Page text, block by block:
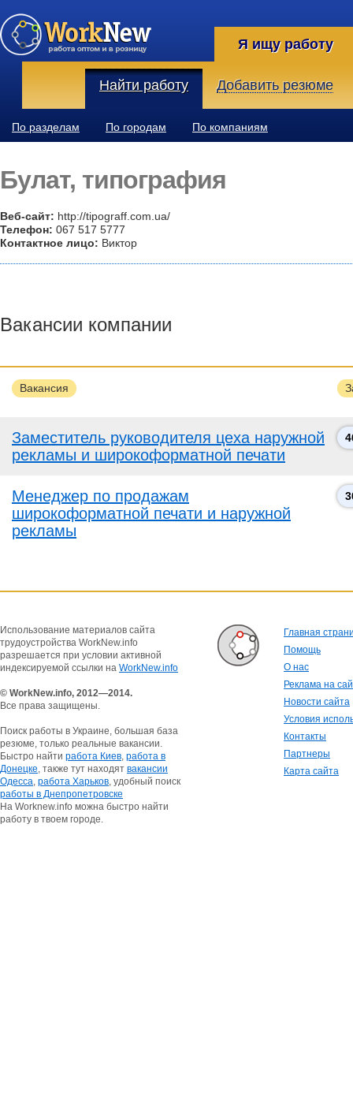
Я ищу работу
Найти работу Добавить резюме
По разделам По городам По компаниям
Булат, типография
Веб-сайт: http://tipograff.com.ua/
Телефон: 067 517 5777
Контактное лицо: Виктор
Вакансии компании
Вакансия
Заместитель руководителя цеха наружной
рекламы и широкоформатной печати
Менеджер по продажам
широкоформатной печати и наружной
рекламы
Использование материалов сайта
трудоустройства WorkNew.info
разрешается при условии активной
индексируемой ссылки на WorkNew.info
© WorkNew.info, 2012—2014.
Все права защищены.
Поиск работы в Украине, большая база
резюме, только реальные вакансии.
Быстро найти работа Киев, работа в
Донецке, также тут находят вакансии
Одесса, работа Харьков, удобный поиск
работы в Днепропетровске
На Worknew.info можна быстро найти
работу в твоем городе.
Главная
Помощь
О нас
Реклама на
Новости сайта
Условия
Контакты
Партнеры
Карта сайта